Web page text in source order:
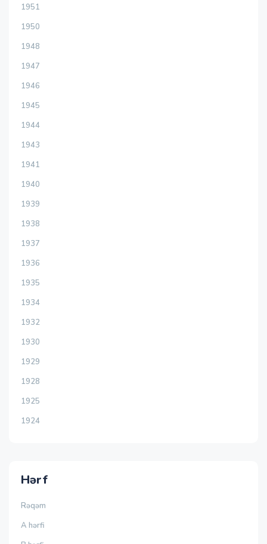
1951
1950
1948
1947
1946
1945
1944
1943
1941
1940
1939
1938
1937
1936
1935
1934
1932
1930
1929
1928
1925
1924
Hərf
Rəqəm
A hərfi